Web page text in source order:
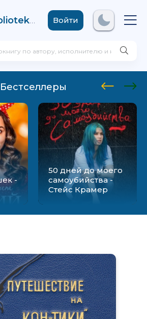
Online-biblioteka .comВойти
Бестселлеры
-
50 дней до моего
самоубийства -
Стейс Крамер